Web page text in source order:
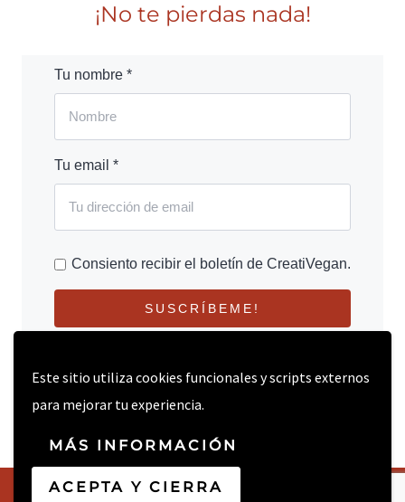
Este sitio utiliza cookies funcionales y scripts externos
para mejorar tu experiencia.
MÁS INFORMACIÓN
ACEPTA Y CIERRA
¡No te pierdas nada!
Tu nombre *
Tu email *
Consiento recibir el boletín de CreatiVegan.
SUSCRÍBEME!